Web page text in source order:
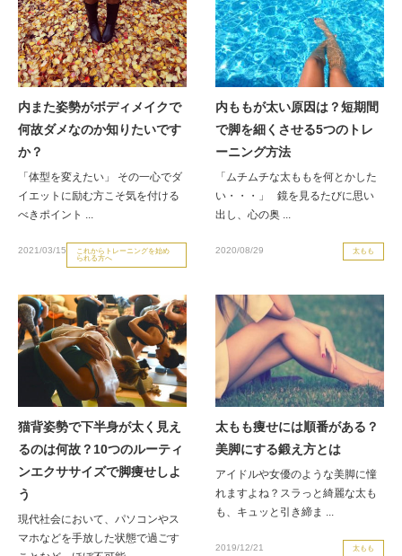
内また姿勢がボディメイクで
何故ダメなのか知りたいです
か？
「体型を変えたい」 その一心でダ
イエットに励む方こそ気を付ける
べきポイント ...
2021/03/15
これからトレーニングを始め
られる方へ
内ももが太い原因は？短期間
で脚を細くさせる5つのトレ
ーニング方法
「ムチムチな太ももを何とかした
い・・・」 鏡を見るたびに思い
出し、心の奥 ...
2020/08/29 太もも
猫背姿勢で下半身が太く見え
るのは何故？10つのルーティ
ンエクササイズで脚痩せしよ
う
現代社会において、パソコンやス
マホなどを手放した状態で過ごす
太もも痩せには順番がある？
美脚にする鍛え方とは
アイドルや女優のような美脚に憧
れますよね？スラっと綺麗な太も
も、キュッと引き締ま ...
2019/12/21 太もも